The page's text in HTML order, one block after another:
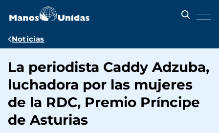
contenido
Ruta
navegación
Noticias
La periodista Caddy Adzuba,
luchadora por las mujeres
de la RDC, Premio Príncipe
de Asturias